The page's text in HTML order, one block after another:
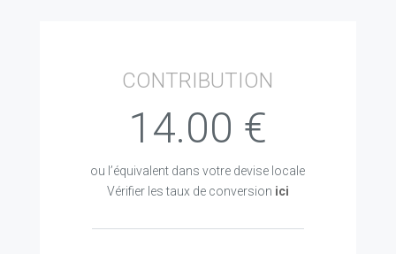
CONTRIBUTION
14.00 €
ou l’équivalent dans votre devise locale
Vérifier les taux de conversion ici